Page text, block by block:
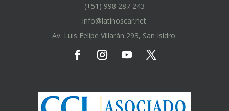
(+51) 998 287 243
info@latinoscar.net
Av. Luis Felipe Villarán 293, San Isidro.